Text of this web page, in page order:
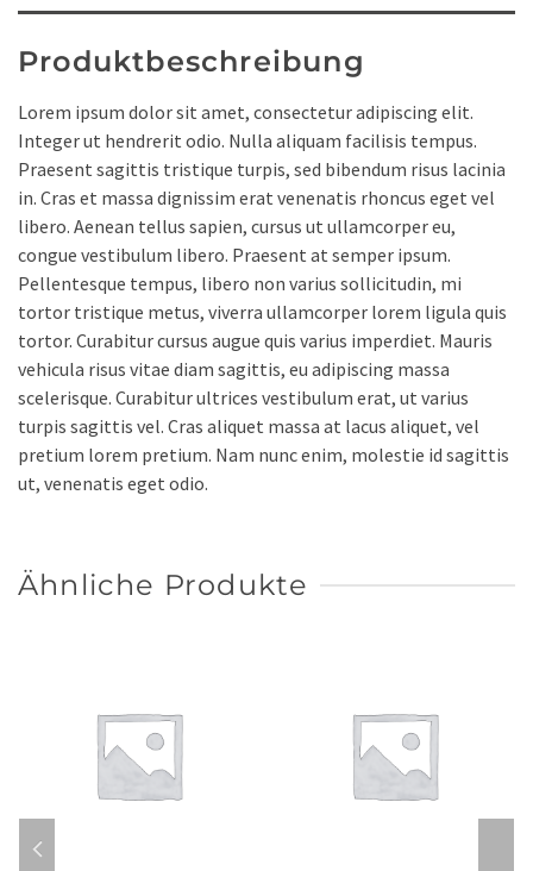
Produktbeschreibung
Lorem ipsum dolor sit amet, consectetur adipiscing elit.
Integer ut hendrerit odio. Nulla aliquam facilisis tempus.
Praesent sagittis tristique turpis, sed bibendum risus lacinia
in. Cras et massa dignissim erat venenatis rhoncus eget vel
libero. Aenean tellus sapien, cursus ut ullamcorper eu,
congue vestibulum libero. Praesent at semper ipsum.
Pellentesque tempus, libero non varius sollicitudin, mi
tortor tristique metus, viverra ullamcorper lorem ligula quis
tortor. Curabitur cursus augue quis varius imperdiet. Mauris
vehicula risus vitae diam sagittis, eu adipiscing massa
scelerisque. Curabitur ultrices vestibulum erat, ut varius
turpis sagittis vel. Cras aliquet massa at lacus aliquet, vel
pretium lorem pretium. Nam nunc enim, molestie id sagittis
ut, venenatis eget odio.
Ähnliche Produkte